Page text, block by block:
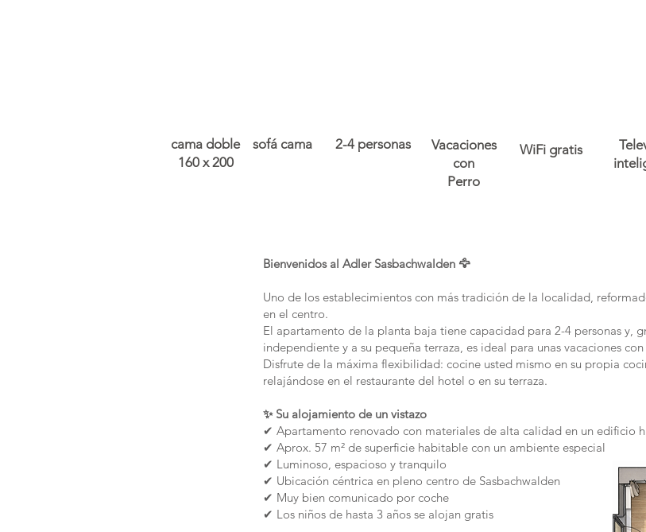
sofá cama
cama doble
160 x 200
Vacaciones
con
Perro
2-4 personas WiFi gratis
Bienvenidos al Adler Sasbachwalden 🦅
Uno de los establecimientos con más tradición de la localidad,
en el centro.
El apartamento de la planta baja tiene capacidad para 2-4 personas y,
independiente y a su pequeña terraza, es ideal para unas vacaciones
Disfrute de la máxima flexibilidad: cocine usted mismo en su propia
relajándose en el restaurante del hotel o en su terraza.
✨ Su alojamiento de un vistazo
✔ Apartamento renovado con materiales de alta calidad en un edificio
✔ Aprox. 57 m² de superficie habitable con un ambiente especial
✔ Luminoso, espacioso y tranquilo
✔ Ubicación céntrica en pleno centro de Sasbachwalden
✔ Muy bien comunicado por coche
✔ Los niños de hasta 3 años se alojan gratis